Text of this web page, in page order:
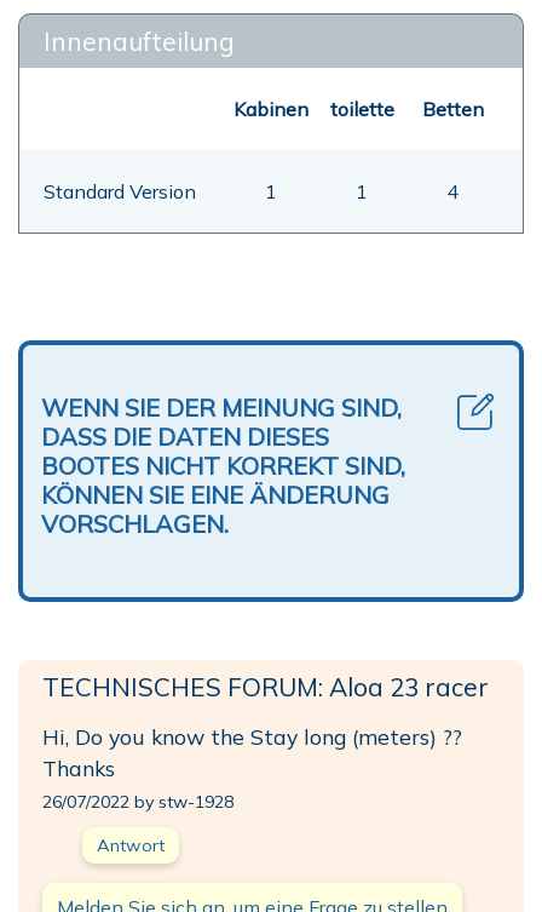
Innenaufteilung
Kabinen toilette Betten
Standard Version 1 1 4
WENN SIE DER MEINUNG SIND,
DASS DIE DATEN DIESES
BOOTES NICHT KORREKT SIND,
KÖNNEN SIE EINE ÄNDERUNG
VORSCHLAGEN.
TECHNISCHES FORUM: Aloa 23 racer
Hi, Do you know the Stay long (meters) ??
Thanks
26/07/2022 by stw-1928
Antwort
Melden Sie sich an, um eine Frage zu stellen